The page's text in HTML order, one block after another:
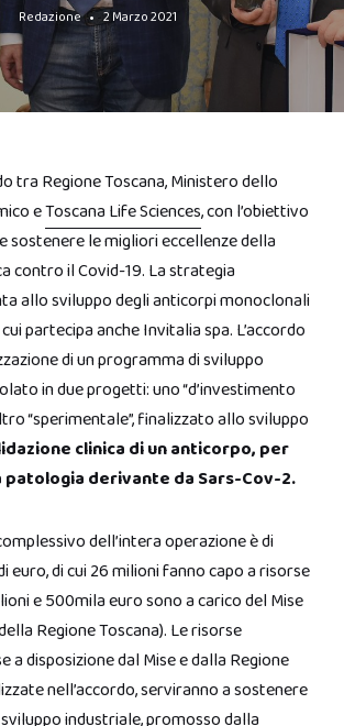
Redazione 2 Marzo 2021
tra Regione Toscana, Ministero dello
eToscana Life Sciences, con l’obiettivo
sostenere le migliori eccellenze della
contro il Covid-19. La strategia
allo sviluppo degli anticorpi monoclonali
partecipa anche Invitalia spa. L’accordo
di un programma di sviluppo
in due progetti: uno “d’investimento
“sperimentale”, finalizzato allo sviluppo
clinica di un anticorpo, per
derivante da Sars-Cov-2.
dell’intera operazione è di
euro, di cui 26 milioni fanno capo a risorse
e 500mila euro sono a carico del Mise
Regione Toscana). Le risorse
a disposizione dal Mise e dalla Regione
nell’accordo, serviranno a sostenere
industriale, promosso dalla